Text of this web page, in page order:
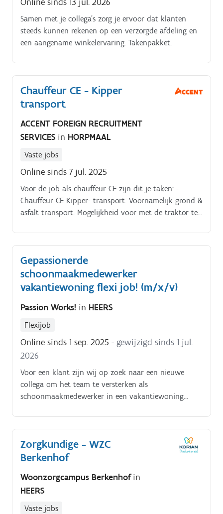
Samen met je collega's zorg je ervoor dat klanten
steeds kunnen rekenen op een verzorgde afdeling en
een aangename winkelervaring. Takenpakket.
Chauffeur CE - Kipper
transport
ACCENT FOREIGN RECRUITMENT
SERVICES in HORPMAAL
Vaste jobs
Online sinds 7 jul. 2025
Voor de job als chauffeur CE zijn dit je taken: -
Chauffeur CE Kipper- transport. Voornamelijk grond &
asfalt transport. Mogelijkheid voor met de traktor te
administratie met betrekking tot vracht en
transportdocumenten.- Voldoen aan alle wettelijke
eisen en richtlijnen voor veilig vervoer.- Onderhouden
van communicatie met de planning en tijdig
rapporteren van eventuele afwijkingen.
Gepassionerde
schoonmaakmedewerker
vakantiewoning flexi job! (m/x/v)
Passion Works! in HEERS
Flexijob
Online sinds 1 sep. 2025 - gewijzigd sinds 1 jul.
2026
Voor een klant zijn wij op zoek naar een nieuwe
collega om het team te versterken als
schoonmaakmedewerker in een vakantiewoning
Zorgkundige - WZC
Berkenhof
Woonzorgcampus Berkenhofin
HEERS
Vaste jobs